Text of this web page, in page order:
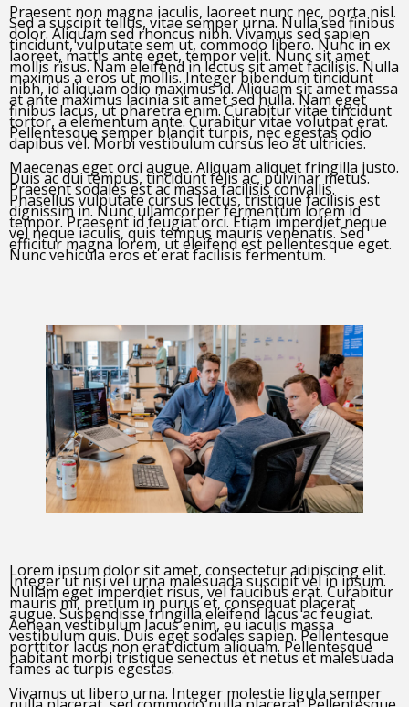
Praesent non magna iaculis, laoreet nunc nec, porta nisl.
Sed a suscipit tellus, vitae semper urna. Nulla sed finibus
dolor. Aliquam sed rhoncus nibh. Vivamus sed sapien
tincidunt, vulputate sem ut, commodo libero. Nunc in ex
laoreet, mattis ante eget, tempor velit. Nunc sit amet
mollis risus. Nam eleifend in lectus sit amet facilisis. Nulla
maximus a eros ut mollis. Integer bibendum tincidunt
nibh, id aliquam odio maximus id. Aliquam sit amet massa
at ante maximus lacinia sit amet sed nulla. Nam eget
finibus lacus, ut pharetra enim. Curabitur vitae tincidunt
tortor, a elementum ante. Curabitur vitae volutpat erat.
Pellentesque semper blandit turpis, nec egestas odio
dapibus vel. Morbi vestibulum cursus leo at ultricies.
Maecenas eget orci augue. Aliquam aliquet fringilla justo.
Duis ac dui tempus, tincidunt felis ac, pulvinar metus.
Praesent sodales est ac massa facilisis convallis.
Phasellus vulputate cursus lectus, tristique facilisis est
dignissim in. Nunc ullamcorper fermentum lorem id
tempor. Praesent id feugiat orci. Etiam imperdiet neque
vel neque iaculis, quis tempus mauris venenatis. Sed
efficitur magna lorem, ut eleifend est pellentesque eget.
Nunc vehicula eros et erat facilisis fermentum.
Lorem ipsum dolor sit amet, consectetur adipiscing elit.
Integer ut nisi vel urna malesuada suscipit vel in ipsum.
Nullam eget imperdiet risus, vel faucibus erat. Curabitur
mauris mi, pretium in purus et, consequat placerat
augue. Suspendisse fringilla eleifend lacus ac feugiat.
Aenean vestibulum lacus enim, eu iaculis massa
vestibulum quis. Duis eget sodales sapien. Pellentesque
porttitor lacus non erat dictum aliquam. Pellentesque
habitant morbi tristique senectus et netus et malesuada
fames ac turpis egestas.
Vivamus ut libero urna. Integer molestie ligula semper